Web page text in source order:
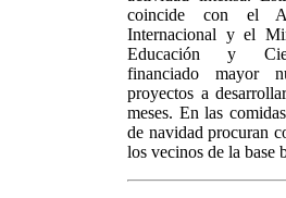
coincide con el
Internacional y el
Educación y
financiado mayor
proyectos a
meses. En las
de navidad procuran
los vecinos de la base